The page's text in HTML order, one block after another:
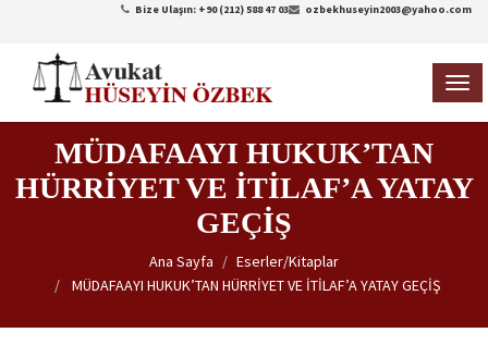
ozbekhuseyin2003@yahoo.com
Bize Ulaşın: +90 (212) 588 47 03
MÜDAFAAYI HUKUK’TAN
HÜRRİYET VE İTİLAF’A YATAY
GEÇİŞ
Ana Sayfa
Eserler/Kitaplar
MÜDAFAAYI HUKUK’TAN HÜRRİYET VE İTİLAF’A YATAY GEÇİŞ